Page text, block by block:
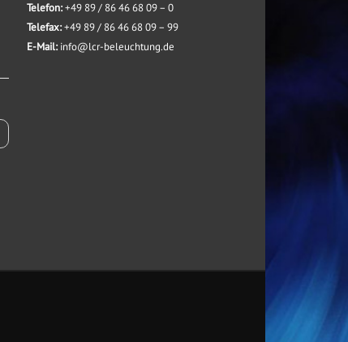
Telefon:+49 89 / 86 46 68 09 – 0
Telefax:+49 89 / 86 46 68 09 – 99
E-Mail: info@lcr-beleuchtung.de